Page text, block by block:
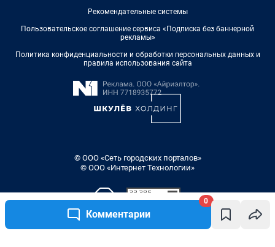
Комментарии
0
Рекомендательные системы
Пользовательское соглашение сервиса «Подписка без баннерной
рекламы»
Политика конфиденциальности и обработки персональных данных и
правила использования сайта
© ООО «Сеть городских порталов»
© ООО «Интернет Технологии»